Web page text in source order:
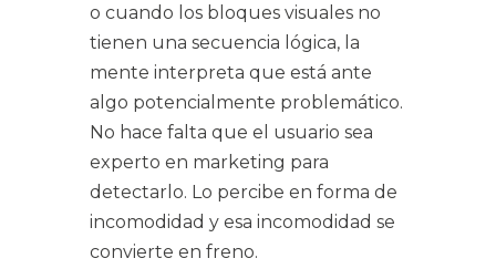
o cuando los bloques visuales no
tienen una secuencia lógica, la
mente interpreta que está ante
algo potencialmente problemático.
No hace falta que el usuario sea
experto en marketing para
detectarlo. Lo percibe en forma de
incomodidad y esa incomodidad se
convierte en freno.